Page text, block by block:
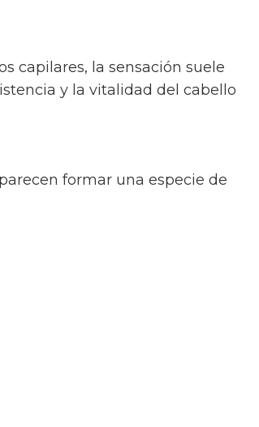
capilares, la sensación suele
y la vitalidad del cabello
formar una especie de